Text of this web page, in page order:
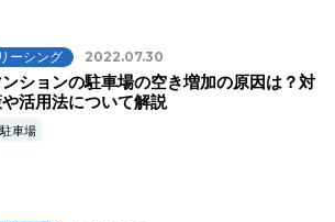
リーシング 2022.07.30
ションの駐車場の空き増加の原因は？対
活用法について解説
駐車場